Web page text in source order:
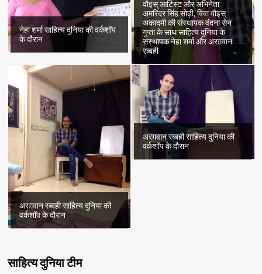
नेहा शर्मा साहित्य दुनिया की वर्कशॉप
के दौरान
वौइस् आर्टिस्ट और अभिनेता
अमरिंदर सिंह सोढ़ी, विवा वौइस्
अकादमी की संस्थापक वंदना सेन
गुप्ता के साथ साहित्य दुनिया के
संस्थापक नेहा शर्मा और अरग़वान
रब्बही
अरग़वान रब्बही साहित्य दुनिया की
वर्कशॉप के दौरान
अरग़वान रब्बही साहित्य दुनिया की
वर्कशॉप के दौरान
साहित्य दुनिया टीम